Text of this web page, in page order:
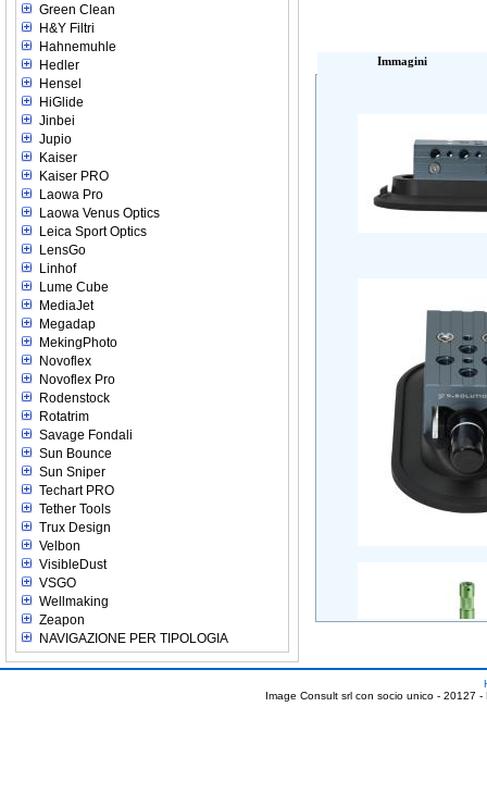
Green Clean
H&Y Filtri
Hahnemuhle
Hedler
Hensel
HiGlide
Jinbei
Jupio
Kaiser
Kaiser PRO
Laowa Pro
Laowa Venus Optics
Leica Sport Optics
LensGo
Linhof
Lume Cube
MediaJet
Megadap
MekingPhoto
Novoflex
Novoflex Pro
Rodenstock
Rotatrim
Savage Fondali
Sun Bounce
Sun Sniper
Techart PRO
Tether Tools
Trux Design
Velbon
VisibleDust
VSGO
Wellmaking
Zeapon
NAVIGAZIONE PER TIPOLOGIA
Immagini
Image Consult srl con socio unico - 20127